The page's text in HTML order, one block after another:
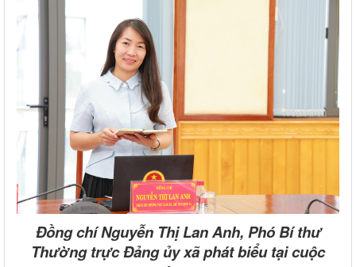
Đồng chí Nguyễn Thị Lan Anh, Phó Bí thư
Thường trực Đảng ủy xã phát biểu tại cuộc